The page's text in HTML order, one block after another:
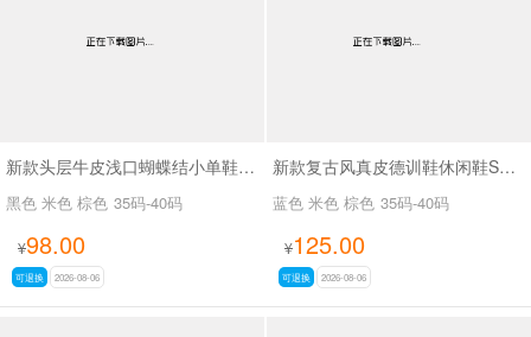
新款头层牛皮浅口蝴蝶结小单鞋SA7801
黑色 米色 棕色 35码-40码
¥98.00
可退换 2026-08-06
新款复古风真皮德训鞋休闲鞋SA2696
蓝色 米色 棕色 35码-40码
¥125.00
可退换 2026-08-06